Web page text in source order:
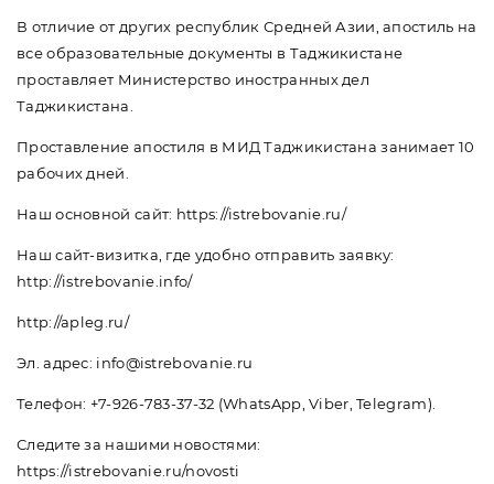
В отличие от других республик Средней Азии, апостиль на
все образовательные документы в Таджикистане
проставляет Министерство иностранных дел
Таджикистана.
Проставление апостиля в МИД Таджикистана занимает 10
рабочих дней.
Наш основной сайт: https://istrebovanie.ru/
Наш сайт-визитка, где удобно отправить заявку:
http://istrebovanie.info/
http://apleg.ru/
Эл. адрес: info@istrebovanie.ru
Телефон: +7-926-783-37-32 (WhatsApp, Viber, Telegram).
Следите за нашими новостями:
https://istrebovanie.ru/novosti